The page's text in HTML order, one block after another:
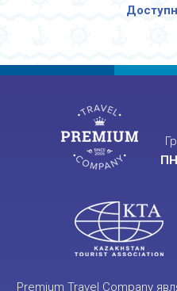
Premium Travel Company